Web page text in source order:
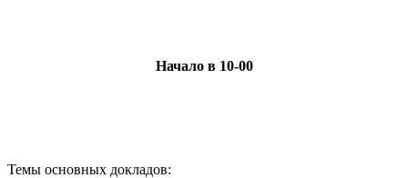
Начало в 10-00
Темы основных докладов: